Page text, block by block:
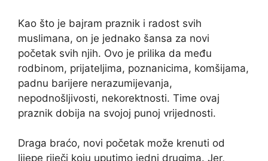
Kao što je bajram praznik i radost svih
muslimana, on je jednako šansa za novi
početak svih njih. Ovo je prilika da među
rodbinom, prijateljima, poznanicima, komšijama,
padnu barijere nerazumijevanja,
nepodnošljivosti, nekorektnosti. Time ovaj
praznik dobija na svojoj punoj vrijednosti.
Draga braćo, novi početak može krenuti od
lijepe riječi koju uputimo jedni drugima. Jer,